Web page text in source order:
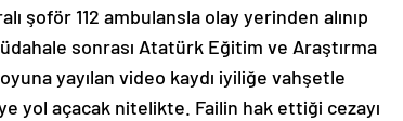
şoför 112 ambulansla olay yerinden alınıp
sonrası Atatürk Eğitim ve Araştırma
yayılan video kaydı iyiliğe vahşetle
yol açacak nitelikte. Failin hak ettiği cezayı